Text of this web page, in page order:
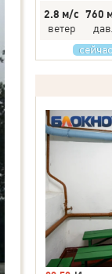
2.8 м/с
ветер
760
сейчас